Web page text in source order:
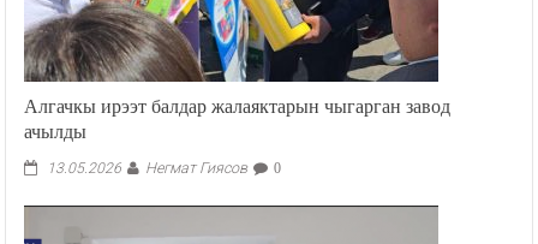
Алгачкы ирээт балдар жалаяктарын чыгарган завод
ачылды
13.05.2026 Негмат Гиясов 0